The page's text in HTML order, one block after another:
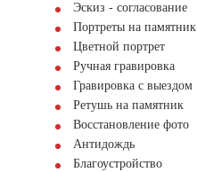
Эскиз - согласование
Портреты на памятник
Цветной портрет
Ручная гравировка
Гравировка с выездом
Ретушь на памятник
Восстановление фото
Антидождь
Благоустройство